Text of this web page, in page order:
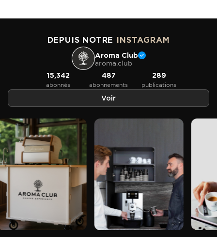
DEPUIS NOTRE INSTAGRAM
Aroma Club
aroma.club
15,342
abonnés
487
abonnements
289
publications
Voir